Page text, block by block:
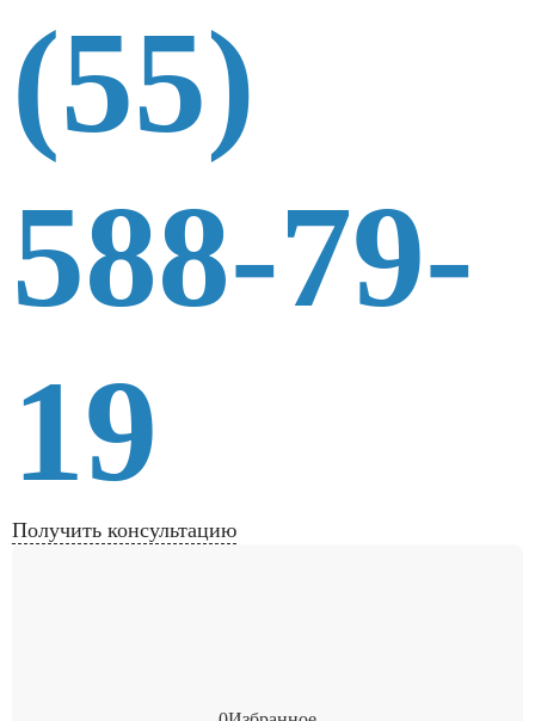
(55)
588-79-
19
Получить консультацию